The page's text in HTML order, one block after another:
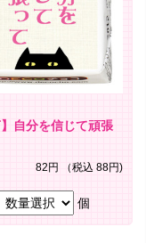
】自分を信じて頑張
82円 （税込 88円)
個